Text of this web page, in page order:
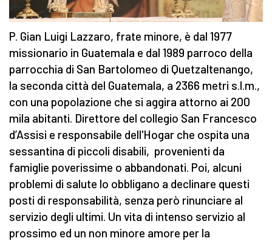
P. Gian Luigi Lazzaro, frate minore, è dal 1977
missionario in Guatemala e dal 1989 parroco della
parrocchia di San Bartolomeo di Quetzaltenango,
la seconda città del Guatemala, a 2366 metri s.l.m.,
con una popolazione che si aggira attorno ai 200
mila abitanti. Direttore del collegio San Francesco
d’Assisi e responsabile dell'Hogar che ospita una
sessantina di piccoli disabili, provenienti da
famiglie poverissime o abbandonati. Poi, alcuni
problemi di salute lo obbligano a declinare questi
posti di responsabilità, senza però rinunciare al
servizio degli ultimi. Un vita di intenso servizio al
prossimo ed un non minore amore per la